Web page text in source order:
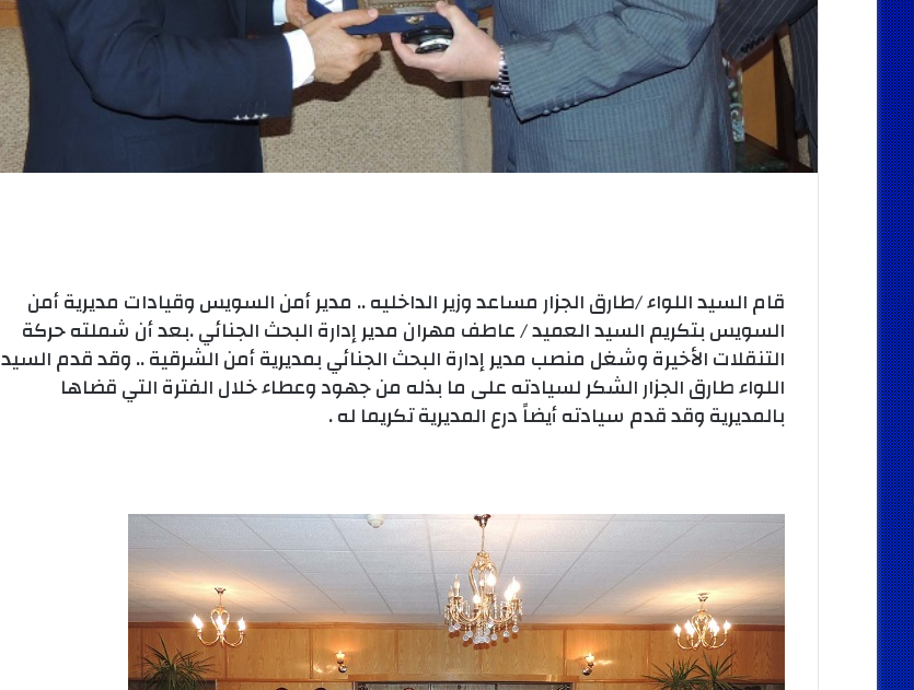
قام السيد اللواء /طارق الجزار مساعد وزير الداخليه .. مدير أمن السويس وقيادات مديرية أمن
السويس بتكريم السيد العميد / عاطف مهران مدير إدارة البحث الجنائي .بعد أن شملته حركة
التنقلات الأخيرة وشغل منصب مدير إدارة البحث الجنائي بمديرية أمن الشرقية .. وقد قدم السيد
اللواء طارق الجزار الشكر لسيادته على ما بذله من جهود وعطاء خلال الفترة التي قضاها
بالمديرية وقد قدم سيادته أيضاً درع المديرية تكريما له .